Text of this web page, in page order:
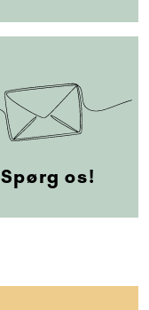
Spørg os!